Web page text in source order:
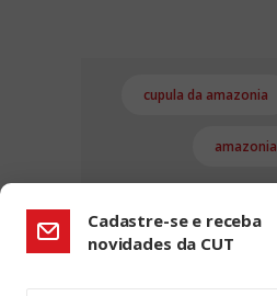
cupula da amazonia
amazonia
Cadastre-se e receba
novidades da CUT